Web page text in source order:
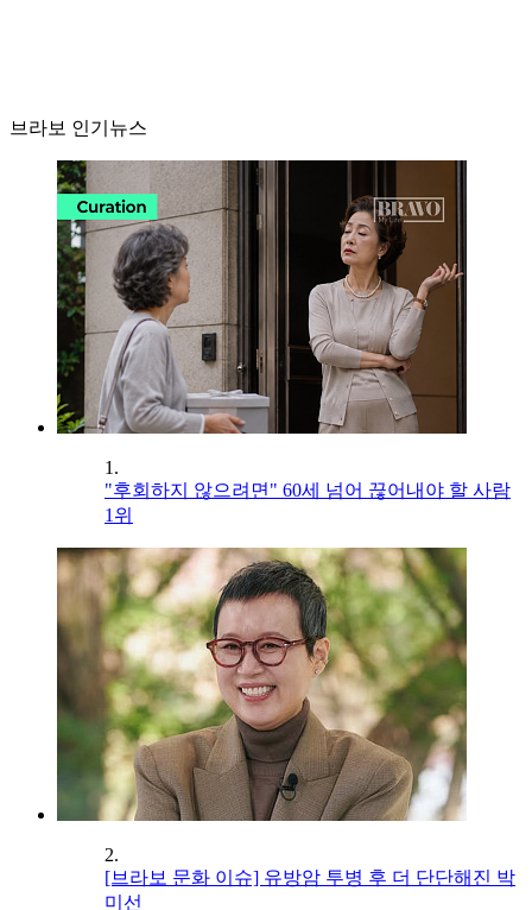
브라보 인기뉴스
1.
"후회하지 않으려면" 60세 넘어 끊어내야 할 사람
1위
2.
[브라보 문화 이슈] 유방암 투병 후 더 단단해진 박
미선